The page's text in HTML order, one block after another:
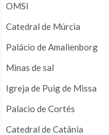
OMSI
Catedral de Múrcia
Palácio de Amalienborg
Minas de sal
Igreja de Puig de Missa
Palacio de Cortés
Catedral de Catânia